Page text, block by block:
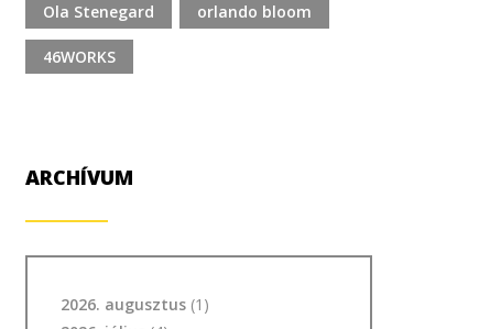
Ola Stenegard orlando bloom
46WORKS
ARCHÍVUM
2026. augusztus (1)